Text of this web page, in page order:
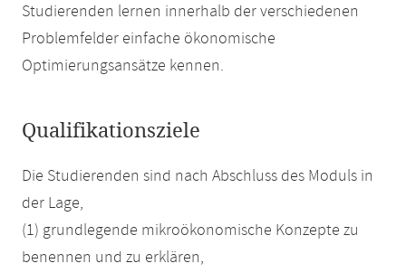
Studierenden lernen innerhalb der verschiedenen
Problemfelder einfache ökonomische
Optimierungsansätze kennen.
Qualifikationsziele
Die Studierenden sind nach Abschluss des Moduls in
der Lage,
(1) grundlegende mikroökonomische Konzepte zu
benennen und zu erklären,